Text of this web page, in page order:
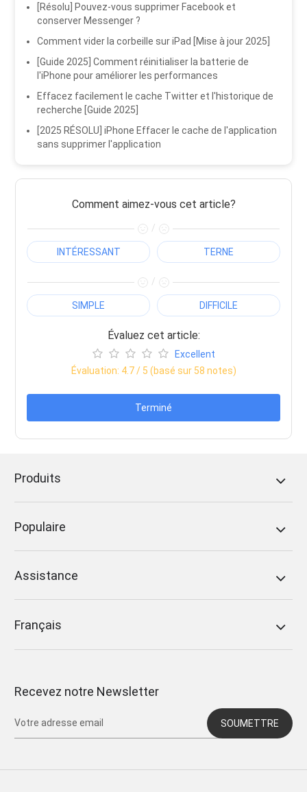
[Résolu] Pouvez-vous supprimer Facebook et
conserver Messenger ?
Comment vider la corbeille sur iPad [Mise à jour 2025]
[Guide 2025] Comment réinitialiser la batterie de
l'iPhone pour améliorer les performances
Effacez facilement le cache Twitter et l'historique de
recherche [Guide 2025]
[2025 RÉSOLU] iPhone Effacer le cache de l'application
sans supprimer l'application
Comment aimez-vous cet article?
/
INTÉRESSANT TERNE
/
SIMPLE DIFFICILE
Évaluez cet article:
Excellent
Évaluation: 4.7/ 5 (basé sur 58 notes)
Terminé
Produits
Populaire
Assistance
Français
Recevez notre Newsletter
SOUMETTRE